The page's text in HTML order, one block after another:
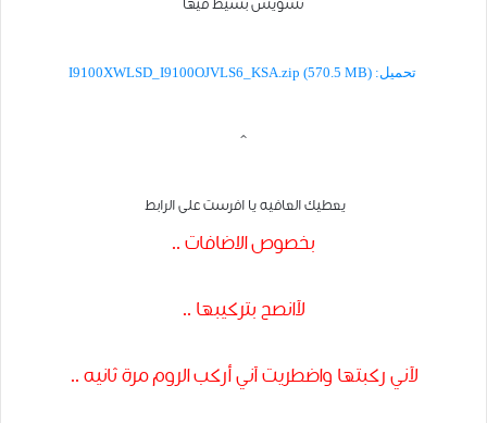
تشويش بسيط فيها
تحميل: I9100XWLSD_I9100OJVLS6_KSA.zip (570.5 MB)
^
يعطيك العافيه يا افرست على الرابط
بخصوص الاضافات ..
لآانصح بتركيبها ..
لآني ركبتها واضطريت آنيأركب الروم مرة ثانيه ..